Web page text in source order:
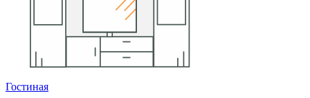
Гостиная